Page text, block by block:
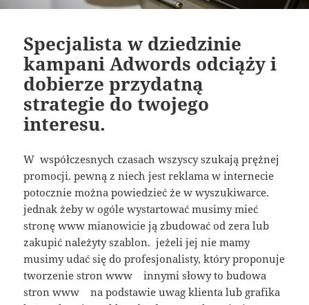
Specjalista w dziedzinie
kampani Adwords odciąży i
dobierze przydatną
strategie do twojego
interesu.
W współczesnych czasach wszyscy szukają prężnej
promocji. pewną z niech jest reklama w internecie
potocznie można powiedzieć że w wyszukiwarce.
jednak żeby w ogóle wystartować musimy mieć
stronę www mianowicie ją zbudować od zera lub
zakupić należyty szablon. jeżeli jej nie mamy
musimy udać się do profesjonalisty, który proponuje
tworzenie stron www innymi słowy to budowa
stron www na podstawie uwag klienta lub grafika